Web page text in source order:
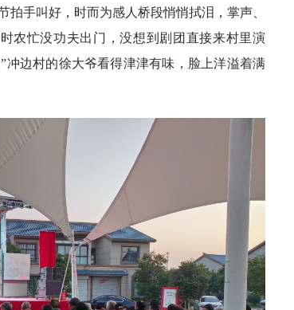
手叫好，时而为感人桥段悄悄拭泪，掌声、
农忙没功夫出门，没想到剧团直接来村里演
边村的徐大爷看得津津有味，脸上洋溢着满